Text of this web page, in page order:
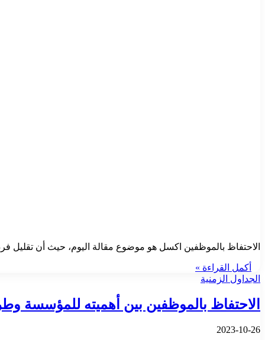
الاحتفاظ بالموظفين اكسل هو موضوع مقالة اليوم، حيث أن
أكمل القراءة »
الجداول الزمنية
الاحتفاظ بالموظفين بين أهميته للمؤسسة
2023-10-26